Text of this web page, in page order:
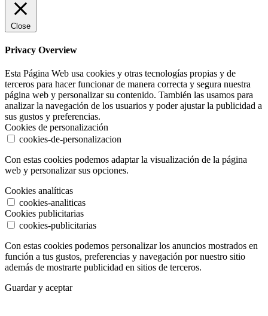
Close
Privacy Overview
Esta Página Web usa cookies y otras tecnologías propias y de
terceros para hacer funcionar de manera correcta y segura nuestra
página web y personalizar su contenido. También las usamos para
analizar la navegación de los usuarios y poder ajustar la publicidad a
sus gustos y preferencias.
Cookies de personalización
cookies-de-personalizacion
Con estas cookies podemos adaptar la visualización de la página
web y personalizar sus opciones.
Cookies analíticas
cookies-analiticas
Cookies publicitarias
cookies-publicitarias
Con estas cookies podemos personalizar los anuncios mostrados en
función a tus gustos, preferencias y navegación por nuestro sitio
además de mostrarte publicidad en sitios de terceros.
Guardar y aceptar